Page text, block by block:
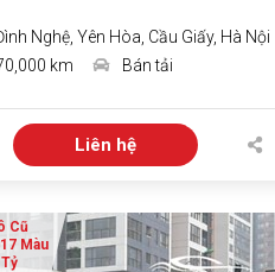
Nghệ, Yên Hòa, Cầu Giấy, Hà Nội
km Bán tải
Liên hệ
Cũ
Màu